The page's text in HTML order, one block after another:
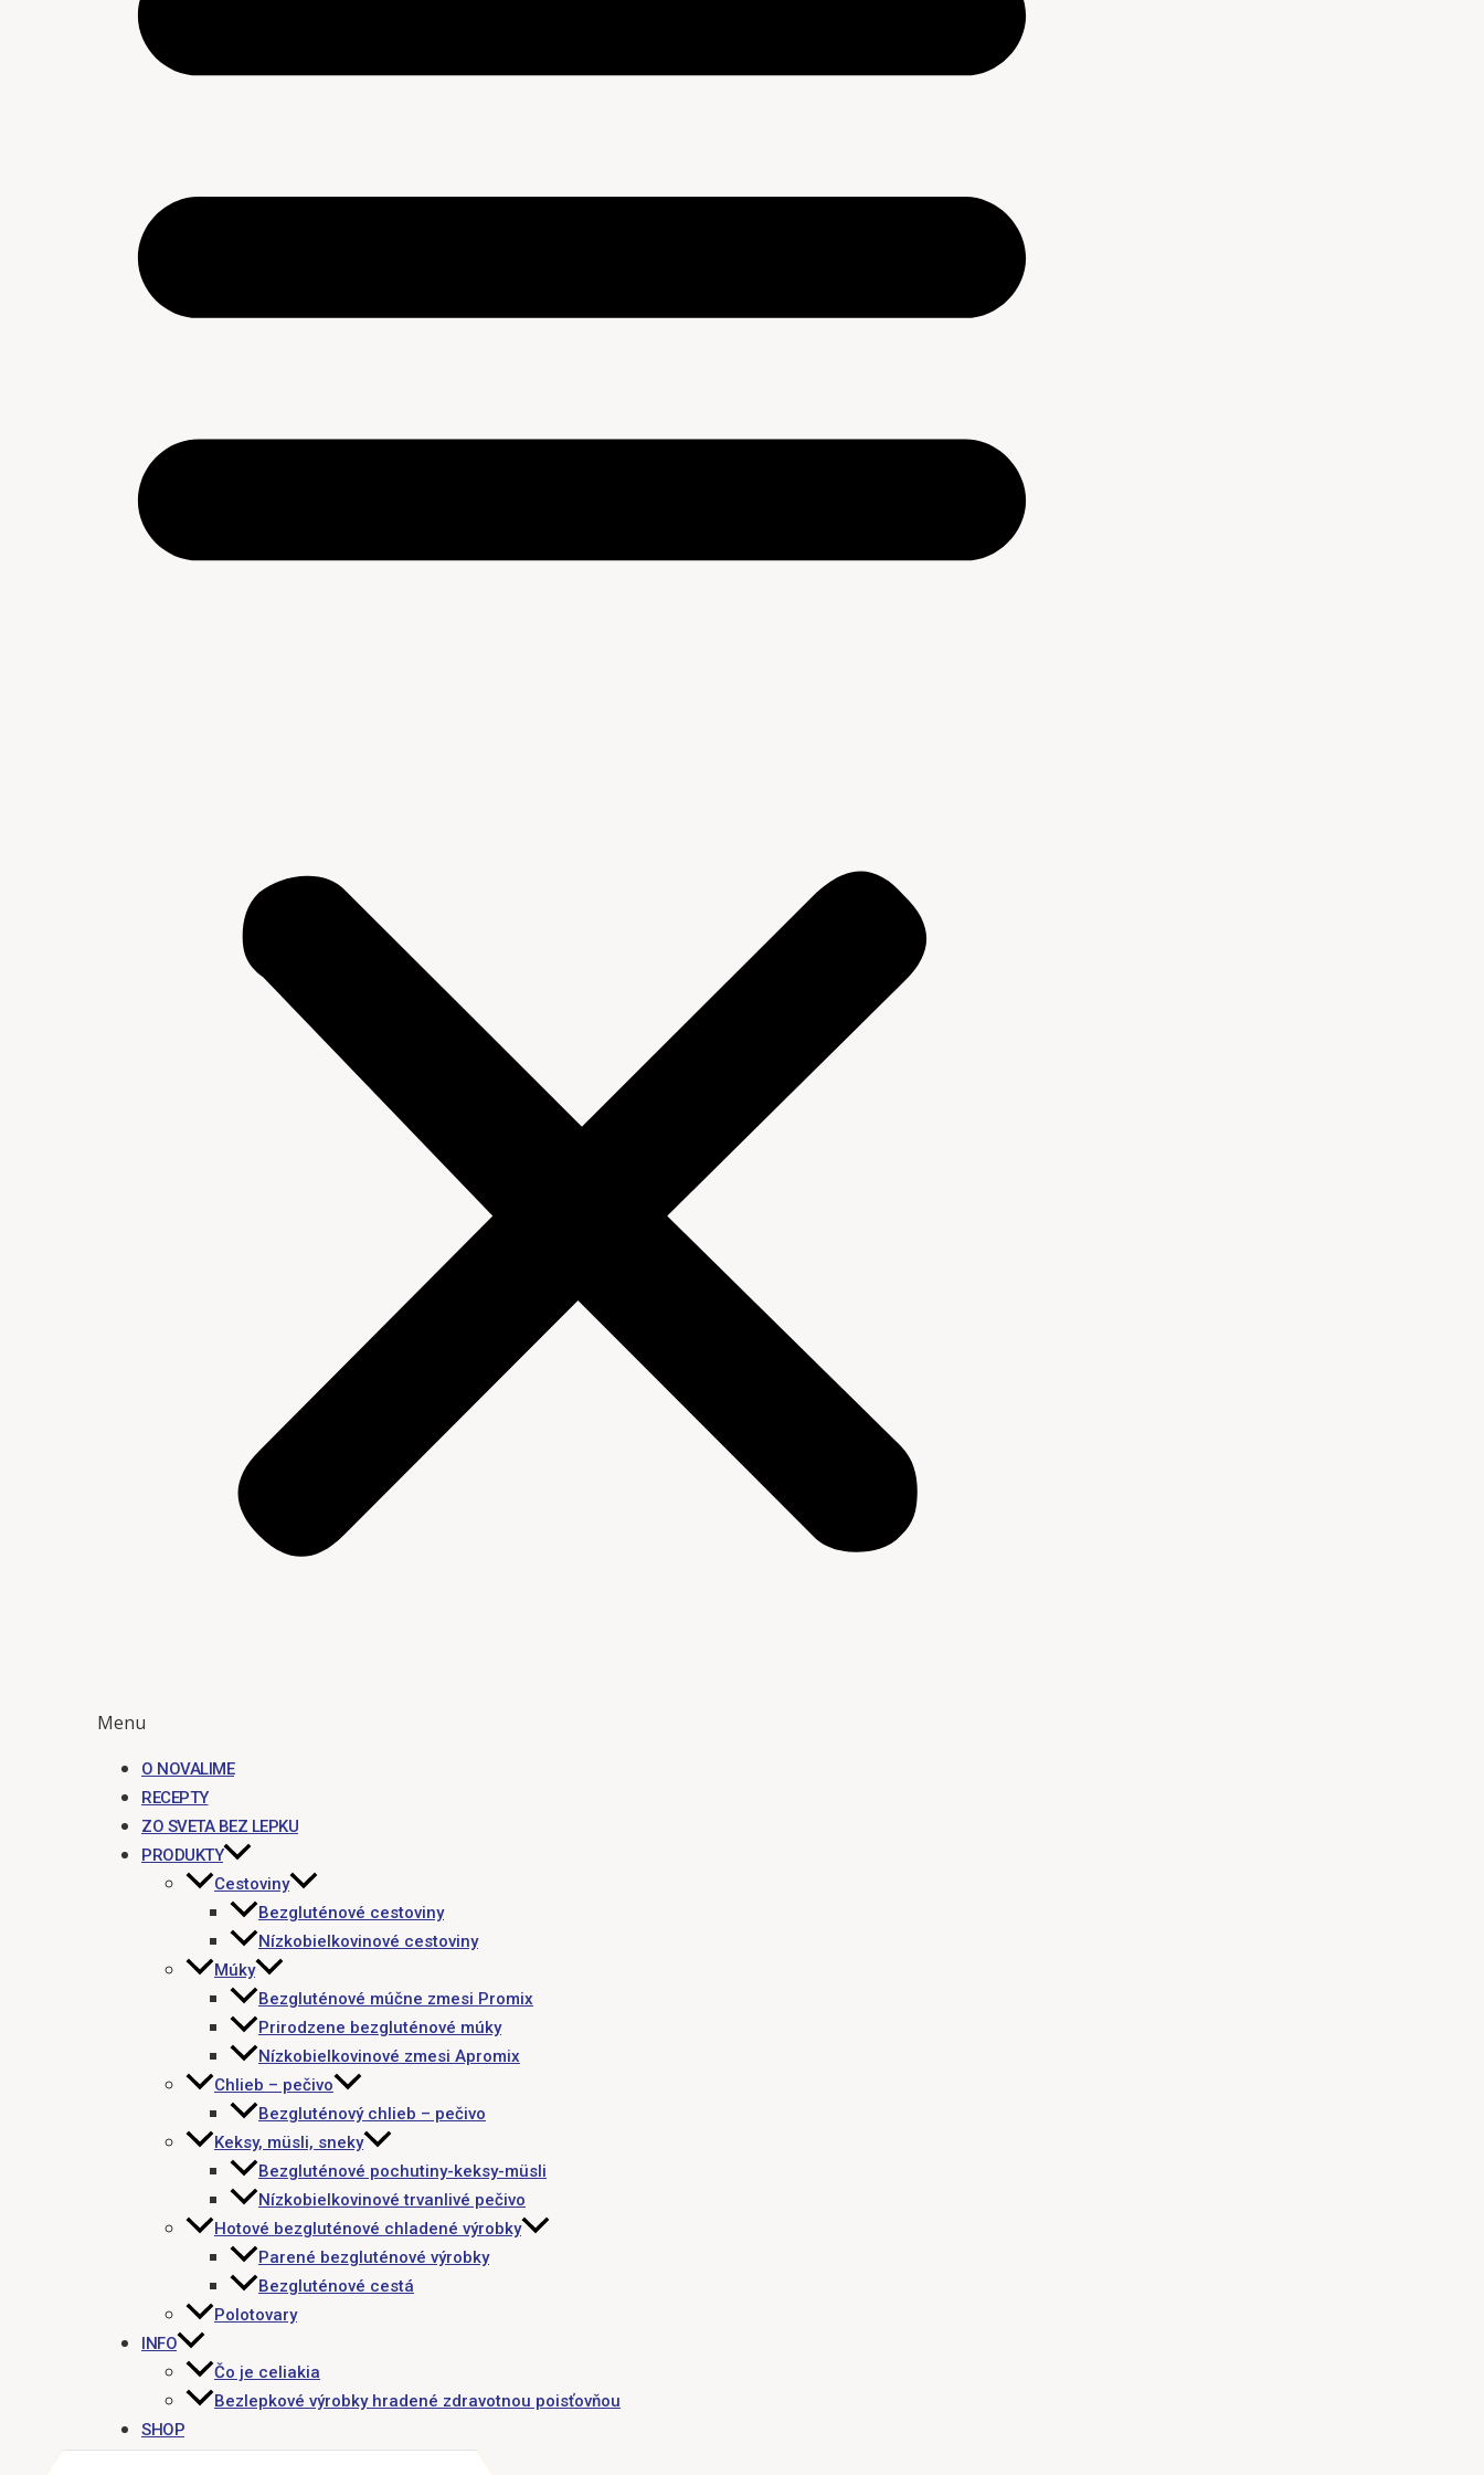
Menu
O NOVALIME
RECEPTY
ZO SVETA BEZ LEPKU
PRODUKTY
Cestoviny
Bezgluténové cestoviny
Nízkobielkovinové cestoviny
Múky
Bezgluténové múčne zmesi Promix
Prirodzene bezgluténové múky
Nízkobielkovinové zmesi Apromix
Chlieb – pečivo
Bezgluténový chlieb – pečivo
Keksy, müsli, sneky
Bezgluténové pochutiny-keksy-müsli
Nízkobielkovinové trvanlivé pečivo
Hotové bezgluténové chladené výrobky
Parené bezgluténové výrobky
Bezgluténové cestá
Polotovary
INFO
Čo je celiakia
Bezlepkové výrobky hradené zdravotnou poisťovňou
SHOP